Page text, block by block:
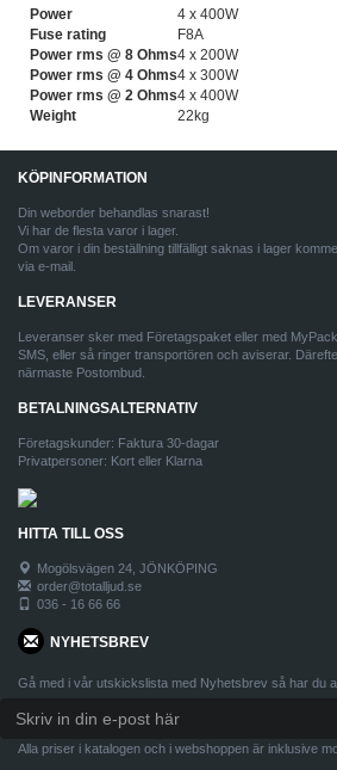
Power
4 x 400W
Fuse rating
F8A
Power rms @ 8 Ohms4 x 200W
Power rms @ 4 Ohms4 x 300W
Power rms @ 2 Ohms4 x 400W
Weight
22kg
KÖPINFORMATION
Din weborder behandlas snarast!
Vi har de flesta varor i lager.
Om varor i din beställning tillfälligt saknas i lager
via e-mail.
LEVERANSER
Leveranser sker med Företagspaket eller med
SMS, eller så ringer transportören och aviserar.
närmaste Postombud.
BETALNINGSALTERNATIV
Företagskunder: Faktura 30-dagar
Privatpersoner: Kort eller Klarna
HITTA TILL OSS
Mogölsvägen 24, JÖNKÖPING
order@totalljud.se
036 - 16 66 66
NYHETSBREV
Gå med i vår utskickslista med Nyhetsbrev så har du
Alla priser i katalogen och i webshoppen är inklusive